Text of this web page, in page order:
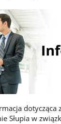
dotycząca
Słupia w